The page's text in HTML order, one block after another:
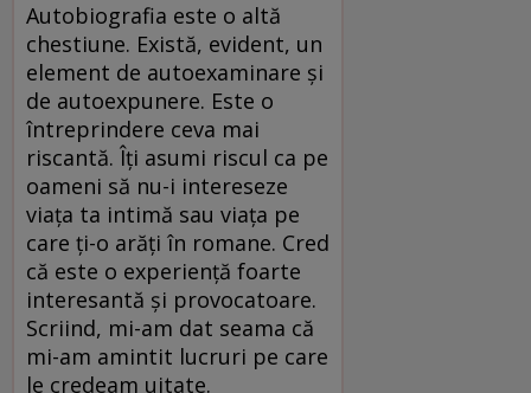
Autobiografia este o altă
chestiune. Există, evident, un
element de autoexaminare şi
de autoexpunere. Este o
întreprindere ceva mai
riscantă. Îţi asumi riscul ca pe
oameni să nu-i intereseze
viaţa ta intimă sau viaţa pe
care ţi-o arăţi în romane. Cred
că este o experienţă foarte
interesantă şi provocatoare.
Scriind, mi-am dat seama că
mi-am amintit lucruri pe care
le credeam uitate.